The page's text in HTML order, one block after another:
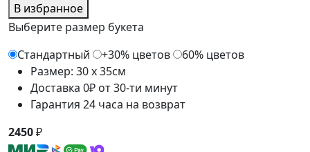
В избранное
Выберите размер букета
Стандартный
+30% цветов
60% цветов
Размер: 30 x 35см
Доставка 0₽ от 30-ти минут
Гарантия 24 часа на возврат
2450₽